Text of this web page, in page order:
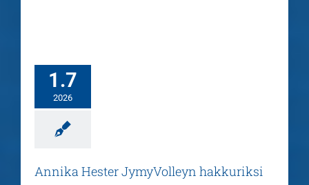
1.7
2026
Annika Hester JymyVolleyn hakkuriksi